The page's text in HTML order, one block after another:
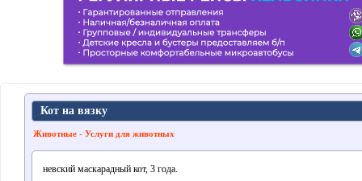
Кот на вязку
Животные - Услуги для животных
невский маскарадный кот, 3 года.